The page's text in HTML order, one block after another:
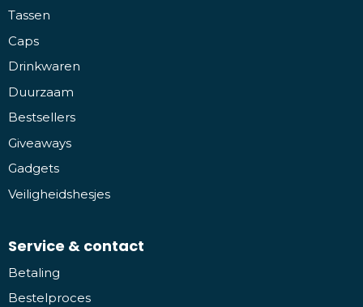
Tassen
Caps
Drinkwaren
Duurzaam
Bestsellers
Giveaways
Gadgets
Veiligheidshesjes
Service & contact
Betaling
Bestelproces